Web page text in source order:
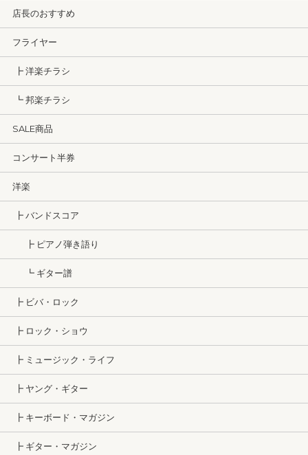
店長のおすすめ
フライヤー
┣ 洋楽チラシ
┗ 邦楽チラシ
SALE商品
コンサート半券
洋楽
┣ バンドスコア
┣ ピアノ弾き語り
┗ ギター譜
┣ ビバ・ロック
┣ ロック・ショウ
┣ ミュージック・ライフ
┣ ヤング・ギター
┣ キーボード・マガジン
┣ ギター・マガジン